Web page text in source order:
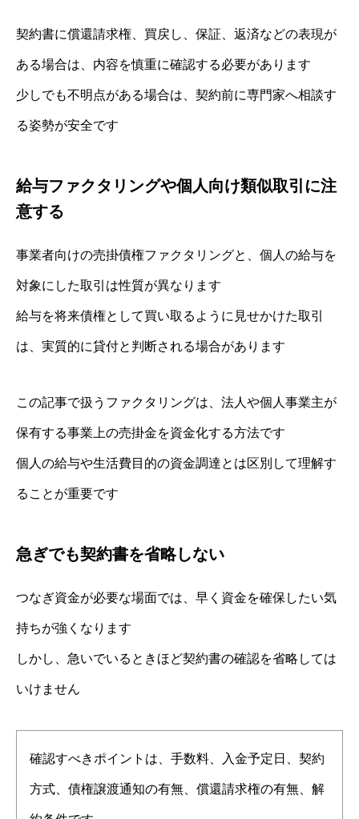
契約書に償還請求権、買戻し、保証、返済などの表現が
ある場合は、内容を慎重に確認する必要があります
少しでも不明点がある場合は、契約前に専門家へ相談す
る姿勢が安全です
給与ファクタリングや個人向け類似取引に注
意する
事業者向けの売掛債権ファクタリングと、個人の給与を
対象にした取引は性質が異なります
給与を将来債権として買い取るように見せかけた取引
は、実質的に貸付と判断される場合があります
この記事で扱うファクタリングは、法人や個人事業主が
保有する事業上の売掛金を資金化する方法です
個人の給与や生活費目的の資金調達とは区別して理解す
ることが重要です
急ぎでも契約書を省略しない
つなぎ資金が必要な場面では、早く資金を確保したい気
持ちが強くなります
しかし、急いでいるときほど契約書の確認を省略しては
いけません
確認すべきポイントは、手数料、入金予定日、契約
方式、債権譲渡通知の有無、償還請求権の有無、解